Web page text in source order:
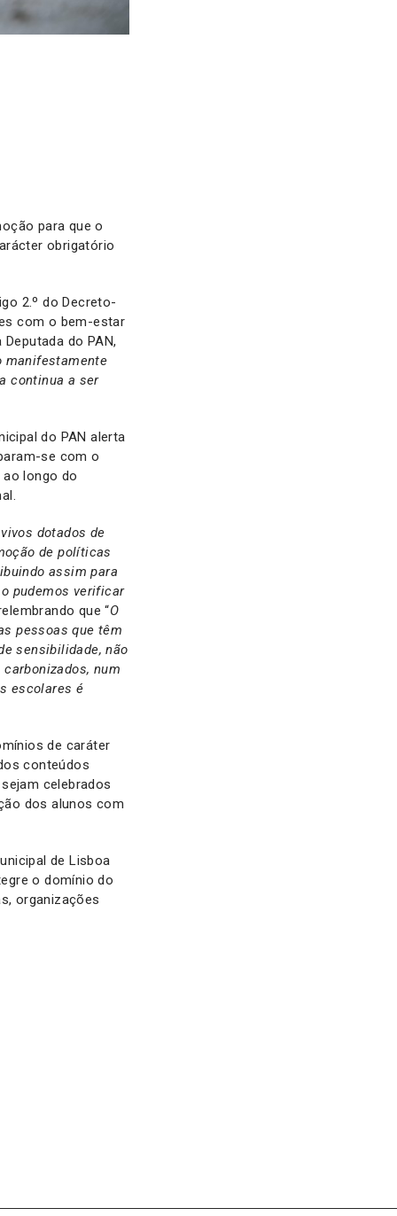
para que o
obrigatório
2.º do Decreto-
com o bem-estar
do PAN,
manifestamente
continua a ser
do PAN alerta
se com o
longo do
dotados de
de políticas
assim para
pudemos verificar
que “O
pessoas que têm
sensibilidade, não
num
escolares é
de caráter
conteúdos
celebrados
dos alunos com
de Lisboa
o domínio do
organizações